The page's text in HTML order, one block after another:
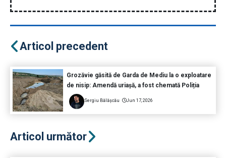
Articol precedent
Grozăvie găsită de Garda de Mediu la o exploatare
de nisip: Amendă uriașă, a fost chemată Poliția
Sergiu Bălășcău Jun 17, 2026
Articol următor